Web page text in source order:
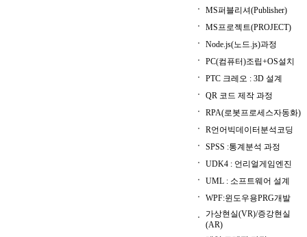
MS퍼블리셔(Publisher)
MS프로젝트(PROJECT)
Node.js(노드.js)과정
PC(컴퓨터)조립+OS설치
PTC 크레오 : 3D 설계
QR 코드 제작 과정
RPA(로봇프로세스자동화)
R언어빅데이터분석코딩
SPSS :통계분석 과정
UDK4 : 언리얼게임엔진
UML : 소프트웨어 설계
WPF:윈도우용PRG개발
가상현실(VR)/증강현실
(AR)